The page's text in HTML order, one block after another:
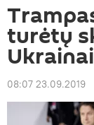
turėtų
Ukrainai
08:07 23.09.2019